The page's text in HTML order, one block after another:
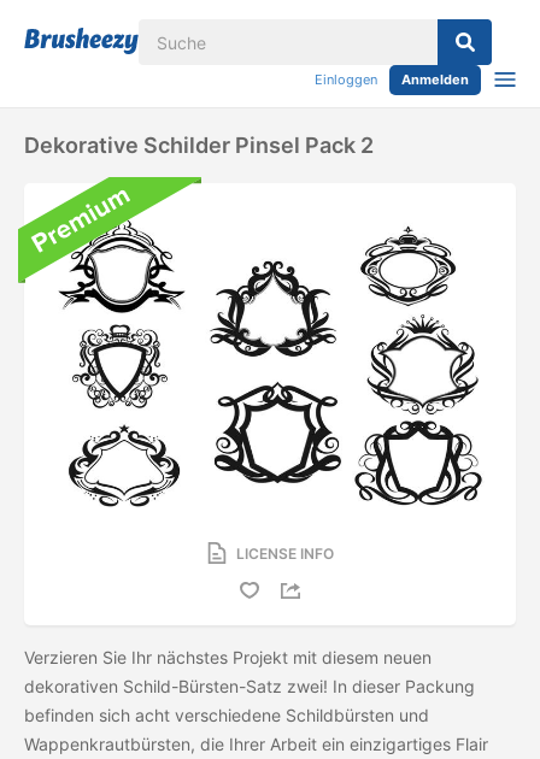
Einloggen Anmelden
Dekorative Schilder Pinsel Pack 2
LICENSE INFO
Verzieren Sie Ihr nächstes Projekt mit diesem neuen
dekorativen Schild-Bürsten-Satz zwei! In dieser Packung
befinden sich acht verschiedene Schildbürsten und
Wappenkrautbürsten, die Ihrer Arbeit ein einzigartiges Flair